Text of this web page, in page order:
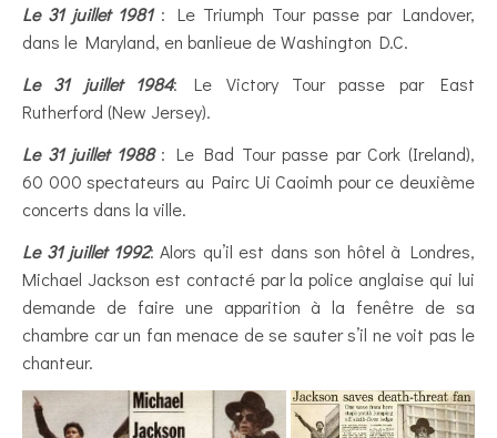
Le 31 juillet 1981: Le Triumph Tour passe par Landover,
dans le Maryland, en banlieue de Washington D.C.
Le 31 juillet 1984: Le Victory Tour passe par East
Rutherford (New Jersey).
Le 31 juillet 1988: Le Bad Tour passe par Cork (Ireland),
60 000 spectateurs au Pairc Ui Caoimh pour ce deuxième
concerts dans la ville.
Le 31 juillet 1992: Alors qu’il est dans son hôtel à Londres,
Michael Jackson est contacté par la police anglaise qui lui
demande de faire une apparition à la fenêtre de sa
chambre car un fan menace de se sauter s’il ne voit pas le
chanteur.